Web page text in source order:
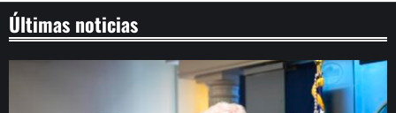
Últimas noticias